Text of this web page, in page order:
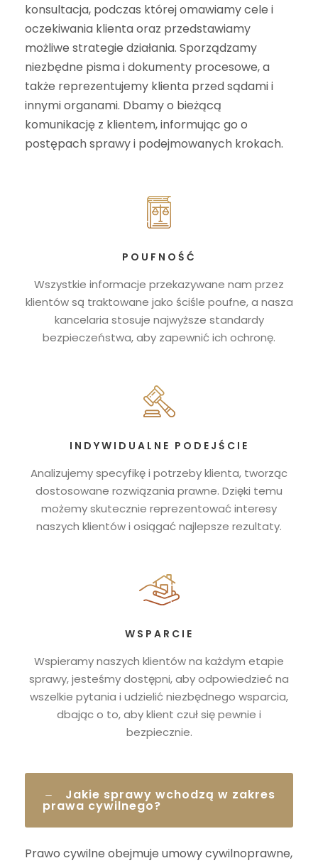
konsultacja, podczas której omawiamy cele i
oczekiwania klienta oraz przedstawiamy
możliwe strategie działania. Sporządzamy
niezbędne pisma i dokumenty procesowe, a
także reprezentujemy klienta przed sądami i
innymi organami. Dbamy o bieżącą
komunikację z klientem, informując go o
postępach sprawy i podejmowanych krokach.
POUFNOŚĆ
Wszystkie informacje przekazywane nam przez
klientów są traktowane jako ściśle poufne, a nasza
kancelaria stosuje najwyższe standardy
bezpieczeństwa, aby zapewnić ich ochronę.
INDYWIDUALNE PODEJŚCIE
Analizujemy specyfikę i potrzeby klienta, tworząc
dostosowane rozwiązania prawne. Dzięki temu
możemy skutecznie reprezentować interesy
naszych klientów i osiągać najlepsze rezultaty.
WSPARCIE
Wspieramy naszych klientów na każdym etapie
sprawy, jesteśmy dostępni, aby odpowiedzieć na
wszelkie pytania i udzielić niezbędnego wsparcia,
dbając o to, aby klient czuł się pewnie i
bezpiecznie.
Jakie sprawy wchodzą w zakres
prawa cywilnego?
Prawo cywilne obejmuje umowy cywilnoprawne,